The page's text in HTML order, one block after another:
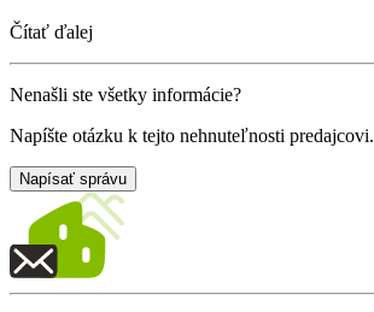
Čítať ďalej
Nenašli ste všetky informácie?
Napíšte otázku k tejto nehnuteľnosti predajcovi.
Napísať správu